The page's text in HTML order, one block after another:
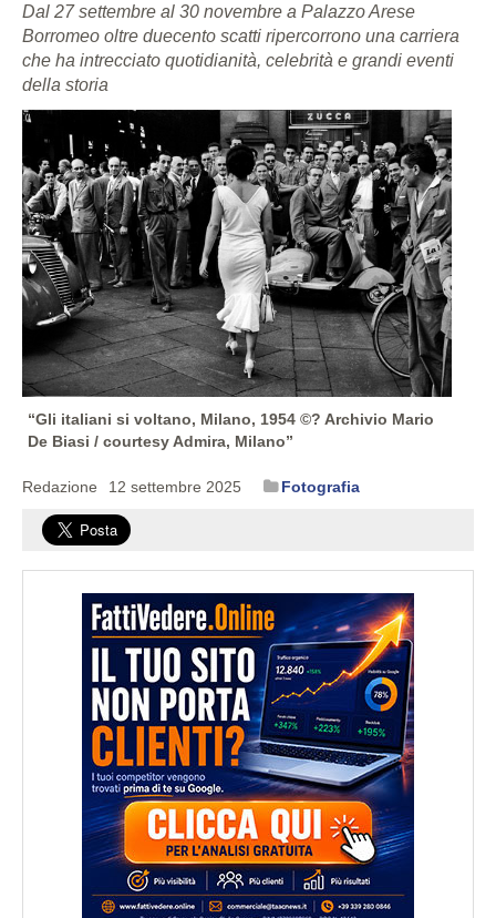
Dal 27 settembre al 30 novembre a Palazzo Arese
Borromeo oltre duecento scatti ripercorrono una carriera
che ha intrecciato quotidianità, celebrità e grandi eventi
della storia
“Gli italiani si voltano, Milano, 1954 ©? Archivio Mario
De Biasi / courtesy Admira, Milano”
Redazione 12 settembre 2025 Fotografia